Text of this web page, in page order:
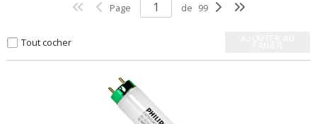
Page de 99
Tout cocher